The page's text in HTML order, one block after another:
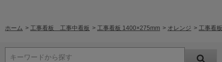
ホーム > 工事看板 工事中看板 > 工事看板 1400×275mm > オレンジ > 工事看
キーワードから探す